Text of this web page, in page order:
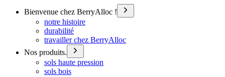
Bienvenue chez BerryAlloc !
notre histoire
durabilité
travailler chez BerryAlloc
Nos produits.
sols haute pression
sols bois